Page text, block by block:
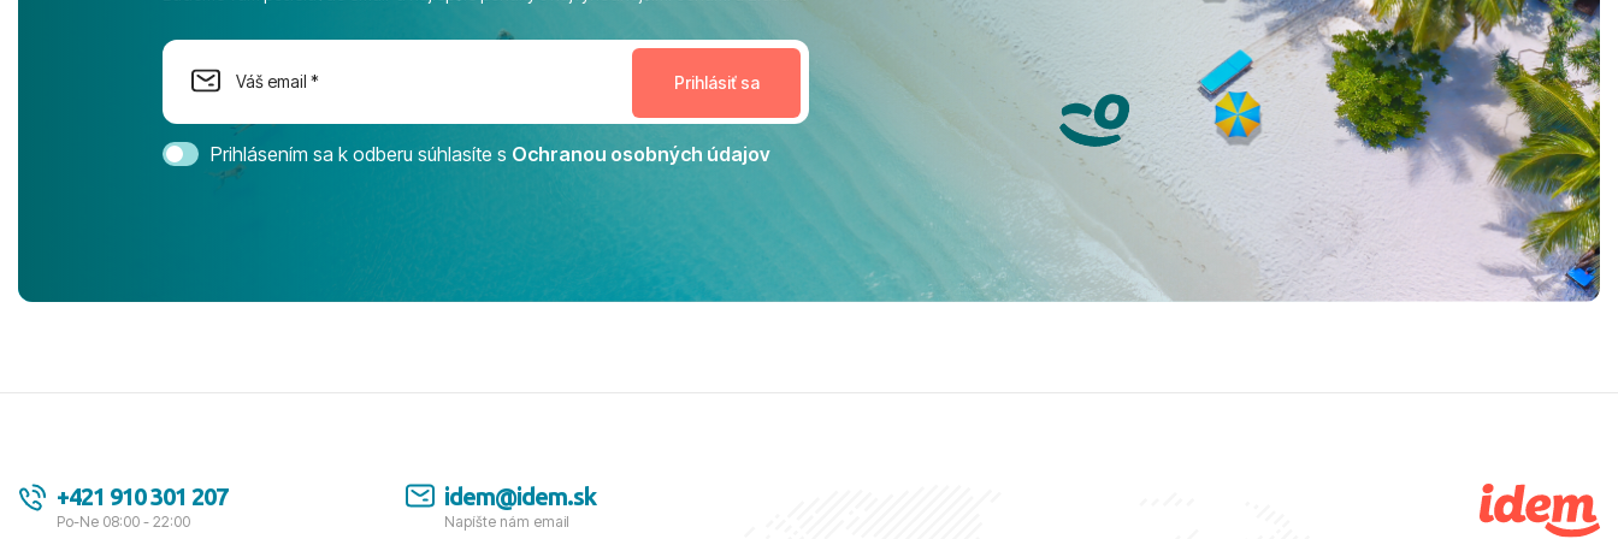
na moment nenudil, no zároveň bol
dostatok priestoru na dokonalý relax. ​
Magic Life Jacaranda môžeme s čistým
svedomím odporučiť každému, kto hľadá
bezstarostnú dovolenku na vysokej
úrovni. Všetko bolo zabezpečené na
tešíme, kam s nami vyrazíte nabudúce!
Ďakujeme za skvelé spomienky. ​S
pozdravom a prianím mnohých ďalších
Prihlásením sa k odberu súhlasíte s Ochranou osobných údajov
+421 910 301 207
Po-Ne 08:00 - 22:00
idem@idem.sk
Napíšte nám email